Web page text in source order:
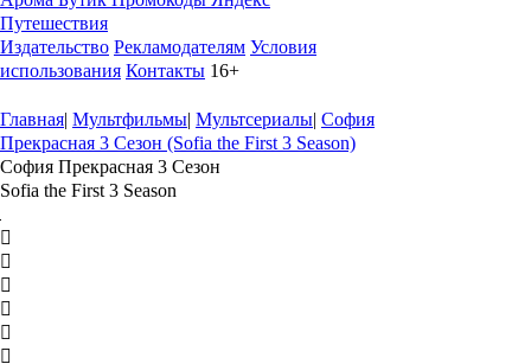
Путешествия
Издательство Рекламодателям Условия
использования Контакты 16+
Главная| Мультфильмы| Мультсериалы| София
Прекрасная 3 Сезон (Sofia the First 3 Season)
София Прекрасная 3 Сезон
Sofia the First 3 Season